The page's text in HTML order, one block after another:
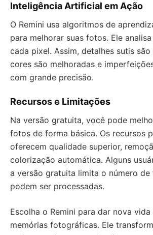
Inteligência Artificial em Ação
O Remini usa algoritmos de
para melhorar suas fotos. Ele
cada pixel. Assim, detalhes sutis são
cores são melhoradas e
com grande precisão.
Recursos e Limitações
Na versão gratuita, você pode
fotos de forma básica. Os recursos
oferecem qualidade superior,
colorização automática. Alguns
a versão gratuita limita o número
podem ser processadas.
Escolha o Remini para dar nova vida
memórias fotográficas. Ele